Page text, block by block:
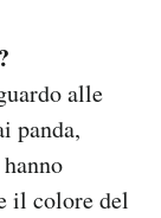
alle
panda,
il colore del